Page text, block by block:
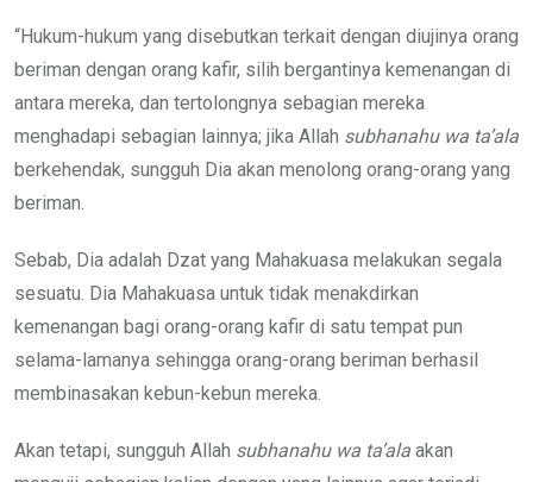
“Hukum-hukum yang disebutkan terkait dengan diujinya orang
beriman dengan orang kafir, silih bergantinya kemenangan di
antara mereka, dan tertolongnya sebagian mereka
menghadapi sebagian lainnya; jika Allah subhanahu wa ta’ala
berkehendak, sungguh Dia akan menolong orang-orang yang
beriman.
Sebab, Dia adalah Dzat yang Mahakuasa melakukan segala
sesuatu. Dia Mahakuasa untuk tidak menakdirkan
kemenangan bagi orang-orang kafir di satu tempat pun
selama-lamanya sehingga orang-orang beriman berhasil
membinasakan kebun-kebun mereka.
Akan tetapi, sungguh Allah subhanahu wa ta’ala akan